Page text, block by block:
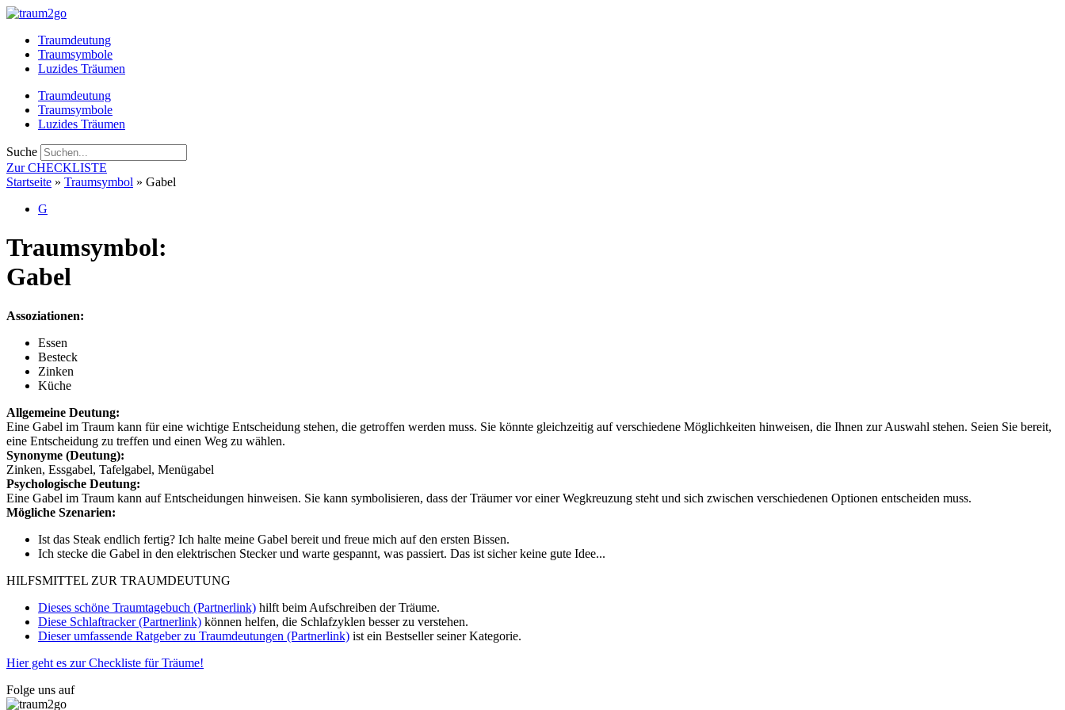
Zum
springenTraumdeutung
Traumsymbole
Luzides Träumen
Traumdeutung
Traumsymbole
Luzides Träumen
Suche
Zur CHECKLISTE
Startseite » Traumsymbol » Gabel
G
Traumsymbol:
Gabel
Assoziationen:
Essen
Besteck
Zinken
Küche
Allgemeine Deutung:
Eine Gabel im Traum kann für eine wichtige Entscheidung stehen, die getroffen werden muss. Sie könnte gleichzeitig auf verschiedene Möglichkeiten hinweisen, die Ihnen zur Auswahl stehen. Seien Sie bereit,
eine Entscheidung zu treffen und einen Weg zu wählen.
Synonyme (Deutung):
Zinken, Essgabel, Tafelgabel, Menügabel
Psychologische Deutung:
Eine Gabel im Traum kann auf Entscheidungen hinweisen. Sie kann symbolisieren, dass der Träumer vor einer Wegkreuzung steht und sich zwischen verschiedenen Optionen entscheiden muss.
Mögliche Szenarien:
Ist das Steak endlich fertig? Ich halte meine Gabel bereit und freue mich auf den ersten Bissen.
Ich stecke die Gabel in den elektrischen Stecker und warte gespannt, was passiert. Das ist sicher keine gute Idee...
HILFSMITTEL ZUR TRAUMDEUTUNG
Dieses schöne Traumtagebuch (Partnerlink) hilft beim Aufschreiben der Träume.
Diese Schlaftracker (Partnerlink) können helfen, die Schlafzyklen besser zu verstehen.
Dieser umfassende Ratgeber zu Traumdeutungen (Partnerlink) ist ein Bestseller seiner Kategorie.
Hier geht es zur Checkliste für Träume!
Folge uns auf